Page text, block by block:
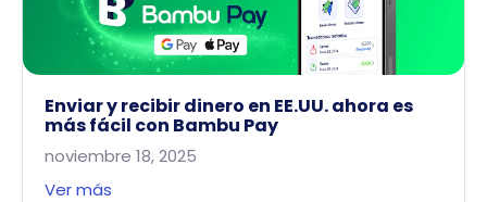
Enviar y recibir dinero en EE.UU. ahora es
más fácil con Bambu Pay
noviembre 18, 2025
Ver más